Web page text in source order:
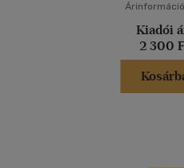
Kiadói
2 300